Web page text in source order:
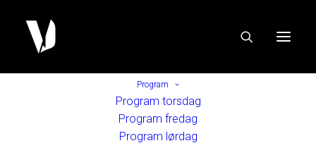
Program
Program torsdag
Program fredag
Program lørdag